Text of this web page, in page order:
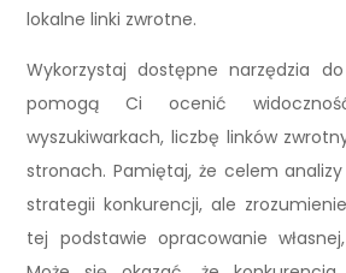
lokalne linki zwrotne.
Wykorzystaj dostępne narzędzia
pomogą Ci ocenić
wyszukiwarkach, liczbę linków
stronach. Pamiętaj, że celem
strategii konkurencji, ale
tej podstawie opracowanie